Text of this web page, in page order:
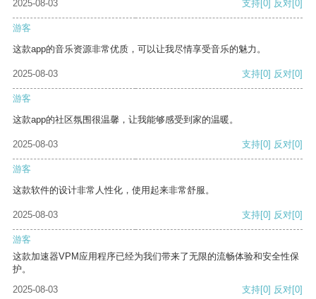
2025-08-03 支持[0] 反对[0]
游客
这款app的音乐资源非常优质，可以让我尽情享受音乐的魅力。
2025-08-03 支持[0] 反对[0]
游客
这款app的社区氛围很温馨，让我能够感受到家的温暖。
2025-08-03 支持[0] 反对[0]
游客
这款软件的设计非常人性化，使用起来非常舒服。
2025-08-03 支持[0] 反对[0]
游客
这款加速器VPM应用程序已经为我们带来了无限的流畅体验和安全性保
护。
2025-08-03
支持[0] 反对[0]